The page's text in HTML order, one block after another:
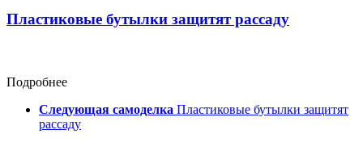
Пластиковые бутылки защитят рассаду
Подробнее
Следующая самоделка Пластиковые бутылки защитят
рассаду